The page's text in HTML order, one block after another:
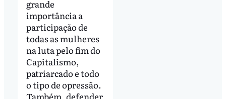
grande
importância a
participação de
todas as mulheres
na luta pelo fim do
Capitalismo,
patriarcado e todo
o tipo de opressão.
Também, defender